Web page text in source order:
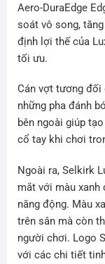
Aero-DuraEdge
soát vô song,
định lợi thế của
tối ưu.
Cán vợt tương đối
những pha đánh
bên ngoài giúp
cổ tay khi chơi
Ngoài ra, Selkirk
mắt với màu xanh
năng động. Màu
trên sân mà còn
người chơi. Logo
với các chi tiết